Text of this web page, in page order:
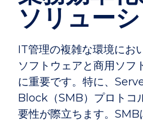
ソリュー
IT管理の複雑な環境にお
ソフトウェアと商用ソフ
に重要です。特に、
Block（SMB）プロトコ
要性が際立ちます。